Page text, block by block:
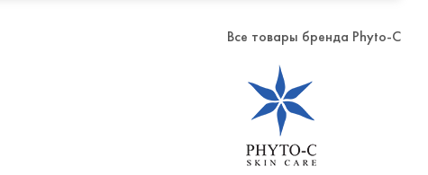
Дарит коже свежий тон и повышает защиту от
балансирует микробиом эпидермиса за счет своих
свойства, помогает устранять воспаления,
поддерживает эластичность и упругость кожи.
Все товары бренда Phyto-C